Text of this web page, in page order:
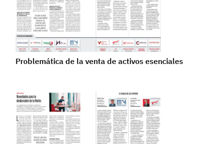
Problemática de la venta de activos esenciales